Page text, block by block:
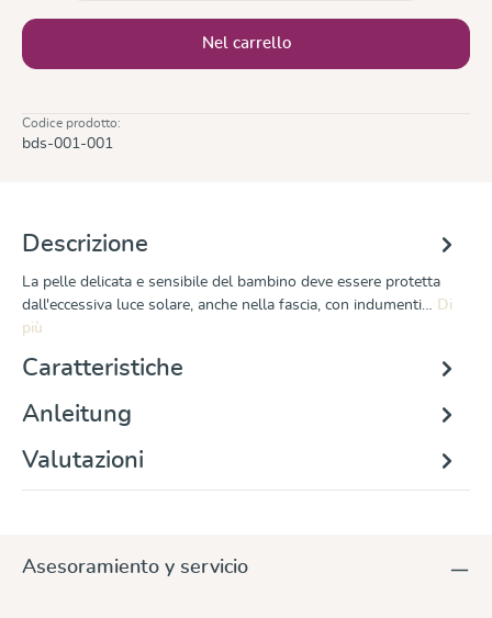
Nel carrello
Codice prodotto:
bds-001-001
Descrizione
La pelle delicata e sensibile del bambino deve essere protetta
dall'eccessiva luce solare, anche nella fascia, con indumenti… Di
più
Caratteristiche
Anleitung
Valutazioni
Asesoramiento y servicio